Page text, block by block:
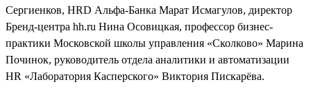
Сергиенков, HRD Альфа-Банка Марат Исмагулов, директор
Бренд-центра hh.ru Нина Осовицкая, профессор бизнес-
практики Московской школы управления «Сколково» Марина
Починок, руководитель отдела аналитики и автоматизации
HR «Лаборатория Касперского» Виктория Пискарёва.